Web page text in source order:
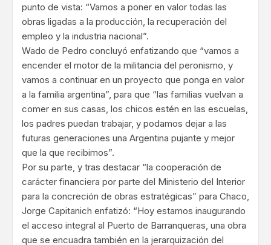
punto de vista: “Vamos a poner en valor todas las
obras ligadas a la producción, la recuperación del
empleo y la industria nacional”.
Wado de Pedro concluyó enfatizando que “vamos a
encender el motor de la militancia del peronismo, y
vamos a continuar en un proyecto que ponga en valor
a la familia argentina”, para que “las familias vuelvan a
comer en sus casas, los chicos estén en las escuelas,
los padres puedan trabajar, y podamos dejar a las
futuras generaciones una Argentina pujante y mejor
que la que recibimos”.
Por su parte, y tras destacar “la cooperación de
carácter financiera por parte del Ministerio del Interior
para la concreción de obras estratégicas” para Chaco,
Jorge Capitanich enfatizó: “Hoy estamos inaugurando
el acceso integral al Puerto de Barranqueras, una obra
que se encuadra también en la jerarquización del